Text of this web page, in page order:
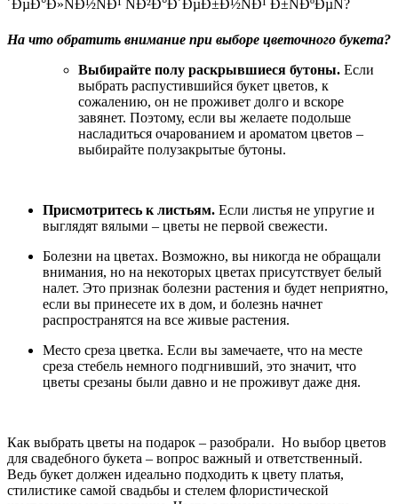
На что обратить внимание при выборе цветочного букета?
Выбирайте полу раскрывшиеся бутоны. Если
выбрать распустившийся букет цветов, к
сожалению, он не проживет долго и вскоре
завянет. Поэтому, если вы желаете подольше
насладиться очарованием и ароматом цветов –
выбирайте полузакрытые бутоны.
Присмотритесь к листьям. Если листья не упругие и
выглядят вялыми – цветы не первой свежести.
Болезни на цветах. Возможно, вы никогда не обращали
внимания, но на некоторых цветах присутствует белый
налет. Это признак болезни растения и будет неприятно,
если вы принесете их в дом, и болезнь начнет
распространятся на все живые растения.
Место среза цветка. Если вы замечаете, что на месте
среза стебель немного подгнивший, это значит, что
цветы срезаны были давно и не проживут даже дня.
Как выбрать цветы на подарок – разобрали. Но выбор цветов
для свадебного букета – вопрос важный и ответственный.
Ведь букет должен идеально подходить к цвету платья,
стилистике самой свадьбы и стелем флористической